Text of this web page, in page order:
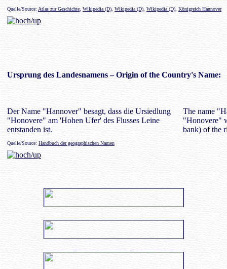
Quelle/Source: Atlas zur Geschichte Wikipedia (D) Wikipedia (D) Wikipedia (D) Königreich Hannover
Ursprung des Landesnamens– Origin of the Country's Name:
Der Name "Hannover" besagt, dass die Ursiedlung
"Honovere" am 'Hohen Ufer' des Flusses Leine
entstanden ist.
The name
"Honovere"
bank) of the
Quelle/Source: Handbuch der geographischen Namen